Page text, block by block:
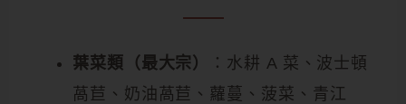
葉菜類（最大宗）
：水耕 A 菜、波士頓
萵苣、奶油萵苣、蘿蔓、菠菜、青江